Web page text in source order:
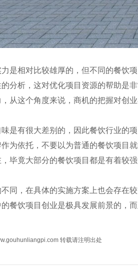
相对比较雄厚的，但不同的餐饮项
分析，这对优化项目资源的帮助是
从这个角度来说，商机的把握对创
有很大差别的，因此餐饮行业的项
为依托，不要以为普通的餐饮项目
毕竟大部分的餐饮项目都是有着较
，在具体的实施方案上也会存在较
餐饮项目创业是极具发展前景的，
转载请注明出处